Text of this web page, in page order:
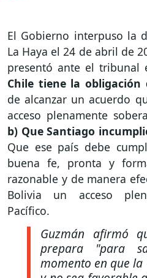
El Gobierno interpuso la
La Haya el 24 de abril de
presentó ante el tribunal
Chile tiene la obligación
de alcanzar un acuerdo
acceso plenamente
b) Que Santiago
Que ese país debe
buena fe, pronta y
razonable y de manera
Bolivia un acceso
Pacífico.
Guzmán afirmó
prepara "para
momento en que la